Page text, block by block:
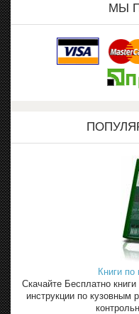
МЫ
Книги по
Скачайте Бесплатно
инструкции по кузовным